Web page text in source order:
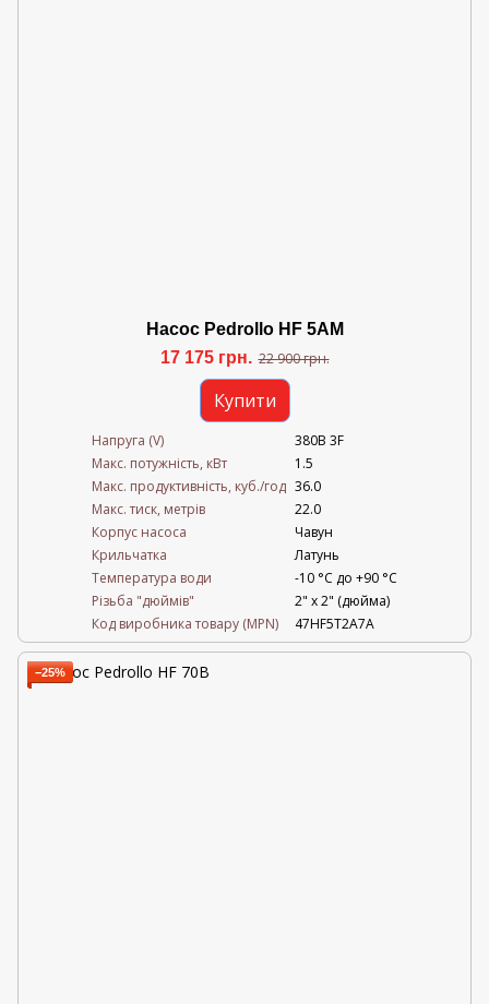
Насос Pedrollo HF 5AM
17 175 грн. 22 900 грн.
Купити
Напруга (V)
380В 3F
Mакс. потужність, кВт
1.5
Mакс. продуктивність, куб./год 36.0
Maкс. тиск, метрів
22.0
Корпус насоса
Чавун
Крильчатка
Латунь
Температура води
-10 °C до +90 °C
Різьба "дюймів"
2" х 2" (дюйма)
Код виробника товару (MPN)
47HF5T2A7A
−25%